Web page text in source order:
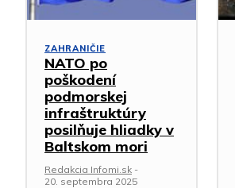
ZAHRANIČIE
NATO po
poškodení
podmorskej
infraštruktúry
posilňuje hliadky v
Baltskom mori
Redakcia Infomi.sk -
20. septembra 2025